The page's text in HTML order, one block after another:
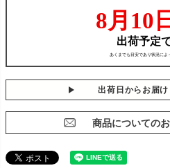
出荷日からお届
商品についての